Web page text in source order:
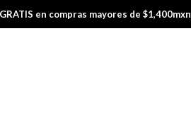
en compras mayores de $1,400mxn